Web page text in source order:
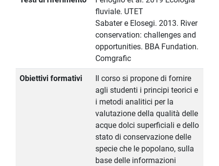
fluviale. UTET
Sabater e Elosegi. 2013. River
conservation: challenges and
opportunities. BBA Fundation.
Comgrafic
Obiettivi formativi
Il corso si propone di fornire
agli studenti i principi teorici e
i metodi analitici per la
valutazione della qualità delle
acque dolci superficiali e dello
stato di conservazione delle
specie che le popolano, sulla
base delle informazioni